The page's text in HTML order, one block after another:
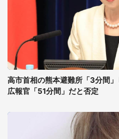
高市首相の熊本避難所「3分間
広報官「51分間」だと否定